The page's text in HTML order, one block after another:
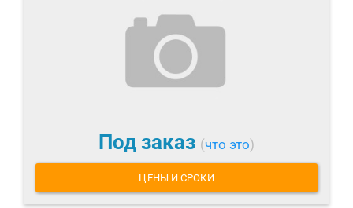
Под заказ (что это)
ЦЕНЫ И СРОКИ